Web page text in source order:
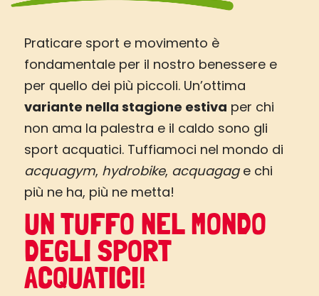
Praticare sport e movimento è
fondamentale per il nostro benessere e
per quello dei più piccoli. Un’ottima
variante nella stagione estiva per chi
non ama la palestra e il caldo sono gli
sport acquatici. Tuffiamoci nel mondo di
acquagym, hydrobike, acquagage chi
più ne ha, più ne metta!
UN TUFFO NEL MONDO
DEGLI SPORT
ACQUATICI!